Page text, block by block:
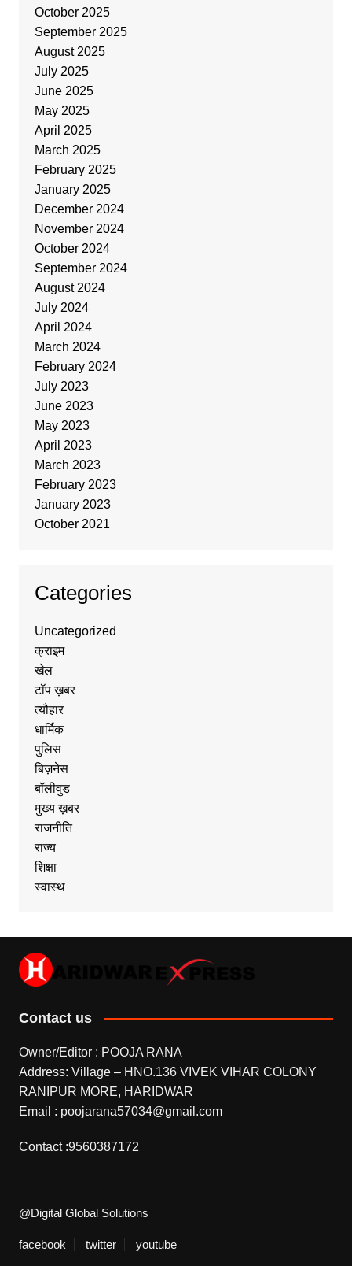
October 2025
September 2025
August 2025
July 2025
June 2025
May 2025
April 2025
March 2025
February 2025
January 2025
December 2024
November 2024
October 2024
September 2024
August 2024
July 2024
April 2024
March 2024
February 2024
July 2023
June 2023
May 2023
April 2023
March 2023
February 2023
January 2023
October 2021
Categories
Uncategorized
क्राइम
खेल
टॉप ख़बर
त्यौहार
धार्मिक
पुलिस
बिज़नेस
बॉलीवुड
मुख्य ख़बर
राजनीति
राज्य
शिक्षा
स्वास्थ
Contact us
Owner/Editor : POOJA RANA
Address: Village – HNO.136 VIVEK VIHAR COLONY
RANIPUR MORE, HARIDWAR
Email : poojarana57034@gmail.com
Contact :9560387172
@Digital Global Solutions
facebook twitter youtube